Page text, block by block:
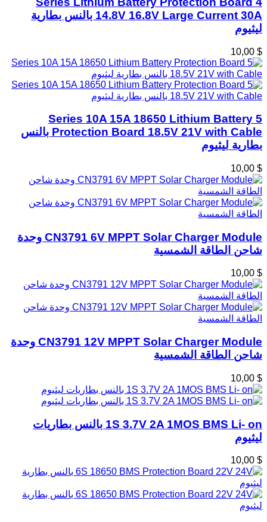
14.8V 16.8V Large Current 30A بالنس بطارية
ليثيوم
$ 10,00
5 Series 10A 15A 18650 Lithium Battery
Protection Board 18.5V 21V with Cable بالنس
بطارية ليثيوم
$ 10,00
CN3791 6V MPPT Solar Charger Module وحدة
شاحن الطاقة الشمسية
$ 10,00
CN3791 12V MPPT Solar Charger Module وحدة
شاحن الطاقة الشمسية
$ 10,00
1S 3.7V 2A 1MOS BMS Li- on بالنس بطاريات
ليثيوم
$ 10,00